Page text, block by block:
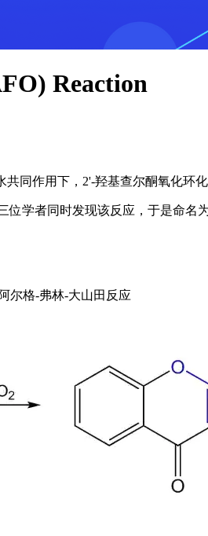
Reaction
共同作用下，2'-羟基查尔酮氧化环
位学者同时发现该反应，于是命名
尔格-弗林-大山田反应